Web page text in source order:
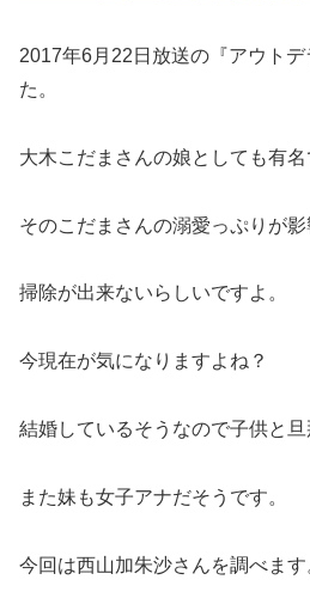
2017年6月22日放送の『アウト
た。
大木こだまさんの娘としても有名
そのこだまさんの溺愛っぷりが影
掃除が出来ないらしいですよ。
今現在が気になりますよね？
結婚しているそうなので子供と旦
また妹も女子アナだそうです。
今回は西山加朱沙さんを調べます